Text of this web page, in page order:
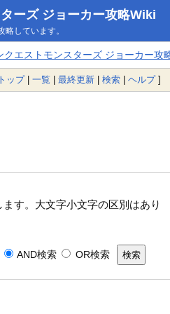
ーズ ジョーカー攻略Wiki
略しています。
クエストモンスターズ ジョーカー攻
トップ| 一覧 | 最終更新 | 検索 | ヘルプ]
す。大文字小文字の区別はあり
AND検索 OR検索